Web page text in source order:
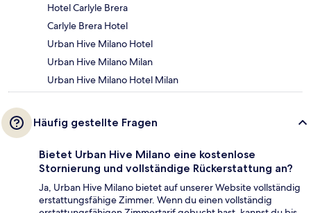
Hotel Carlyle Brera
Carlyle Brera Hotel
Urban Hive Milano Hotel
Urban Hive Milano Milan
Urban Hive Milano Hotel Milan
Häufig gestellte Fragen
Bietet Urban Hive Milano eine kostenlose
Stornierung und vollständige Rückerstattung an?
Ja, Urban Hive Milano bietet auf unserer Website vollständig
erstattungsfähige Zimmer. Wenn du einen vollständig